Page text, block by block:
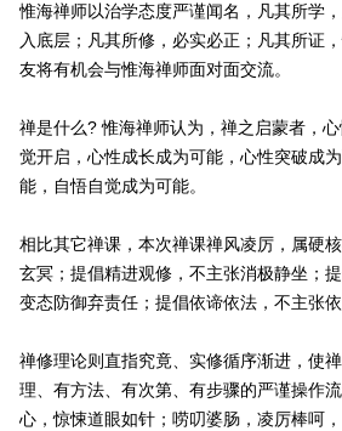
惟海禅师以治学态度严谨闻名，凡其所学
入底层；凡其所修，必实必正；凡其所证
友将有机会与惟海禅师面对面交流。
禅是什么? 惟海禅师认为，禅之启蒙者，
觉开启，心性成长成为可能，心性突破成
能，自悟自觉成为可能。
相比其它禅课，本次禅课禅风凌厉，属硬
玄冥；提倡精进观修，不主张消极静坐；
变态防御弃责任；提倡依谛依法，不主张依
禅修理论则直指究竟、实修循序渐进，使
理、有方法、有次第、有步骤的严谨操作
心，惊悚道眼如针；唠叨婆肠，凌厉棒呵